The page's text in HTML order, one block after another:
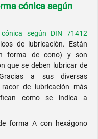
cónica según
según DIN 71412
de lubricación. Están
forma de cono) y son
que se deben lubricar de
a sus diversas
de lubricación más
como se indica a
forma A con hexágono